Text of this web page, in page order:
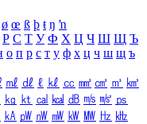
ø œ ß þ ŧ ŋ ŉ
Р С Т У Ф Х Ц Ч Ш Щ Ъ
о п р с т у ф х ц ч ш щ ъ
㎖ ㎗ ℓ ㎘ ㏄ ㎣ ㎤ ㎥ ㎦
㎏ ㏏ ㎈ ㎉ ㏈ ㎧ ㎨ ㎰
㎄ ㎺ ㎻ ㎽ ㎾ ㎿ ㎐ ㎑